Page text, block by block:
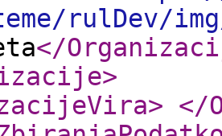
rulDev/
</
>
> </